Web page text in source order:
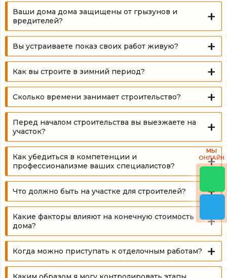
Ваши дома дома защищены от грызунов и
вредителей?
Вы устраиваете показ своих работ живую?
Как вы строите в зимний период?
Сколько времени занимает строительство?
Перед началом строительства вы выезжаете на
участок?
Как убедиться в компетенции и
профессионализме ваших специалистов?
Что должно быть на участке для строителей?
Какие факторы влияют на конечную стоимость
дома?
Когда можно приступать к отделочным работам?
МЫ
ОНЛАЙН